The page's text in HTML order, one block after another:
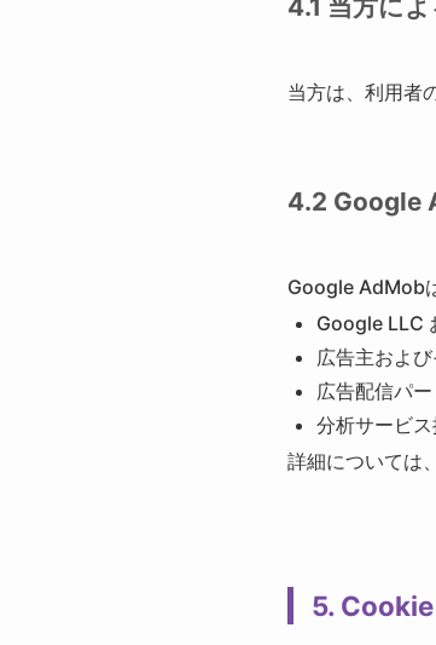
4.1 当方に
当方は、利用者
4.2 Google
Google AdMob
Google LLC
広告主およ
広告配信パ
分析サービ
詳細については、
5.